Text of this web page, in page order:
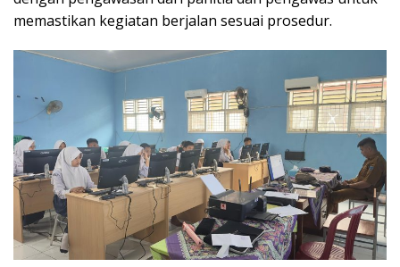
memastikan kegiatan berjalan sesuai prosedur.